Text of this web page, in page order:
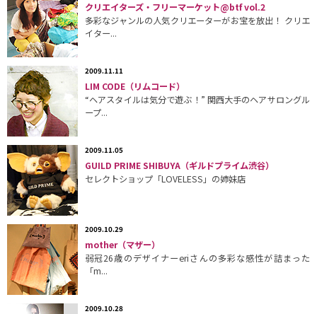
クリエイターズ・フリーマーケット@btf vol.2
多彩なジャンルの人気クリエーターがお宝を放出！ クリエ
イター...
2009.11.11
LIM CODE（リムコード）
“ヘアスタイルは気分で遊ぶ！” 関西大手のヘアサロングル
ープ...
2009.11.05
GUILD PRIME SHIBUYA（ギルドプライム渋谷）
セレクトショップ「LOVELESS」の姉妹店
2009.10.29
mother（マザー）
弱冠26歳のデザイナーeriさんの多彩な感性が詰まった
「m...
2009.10.28